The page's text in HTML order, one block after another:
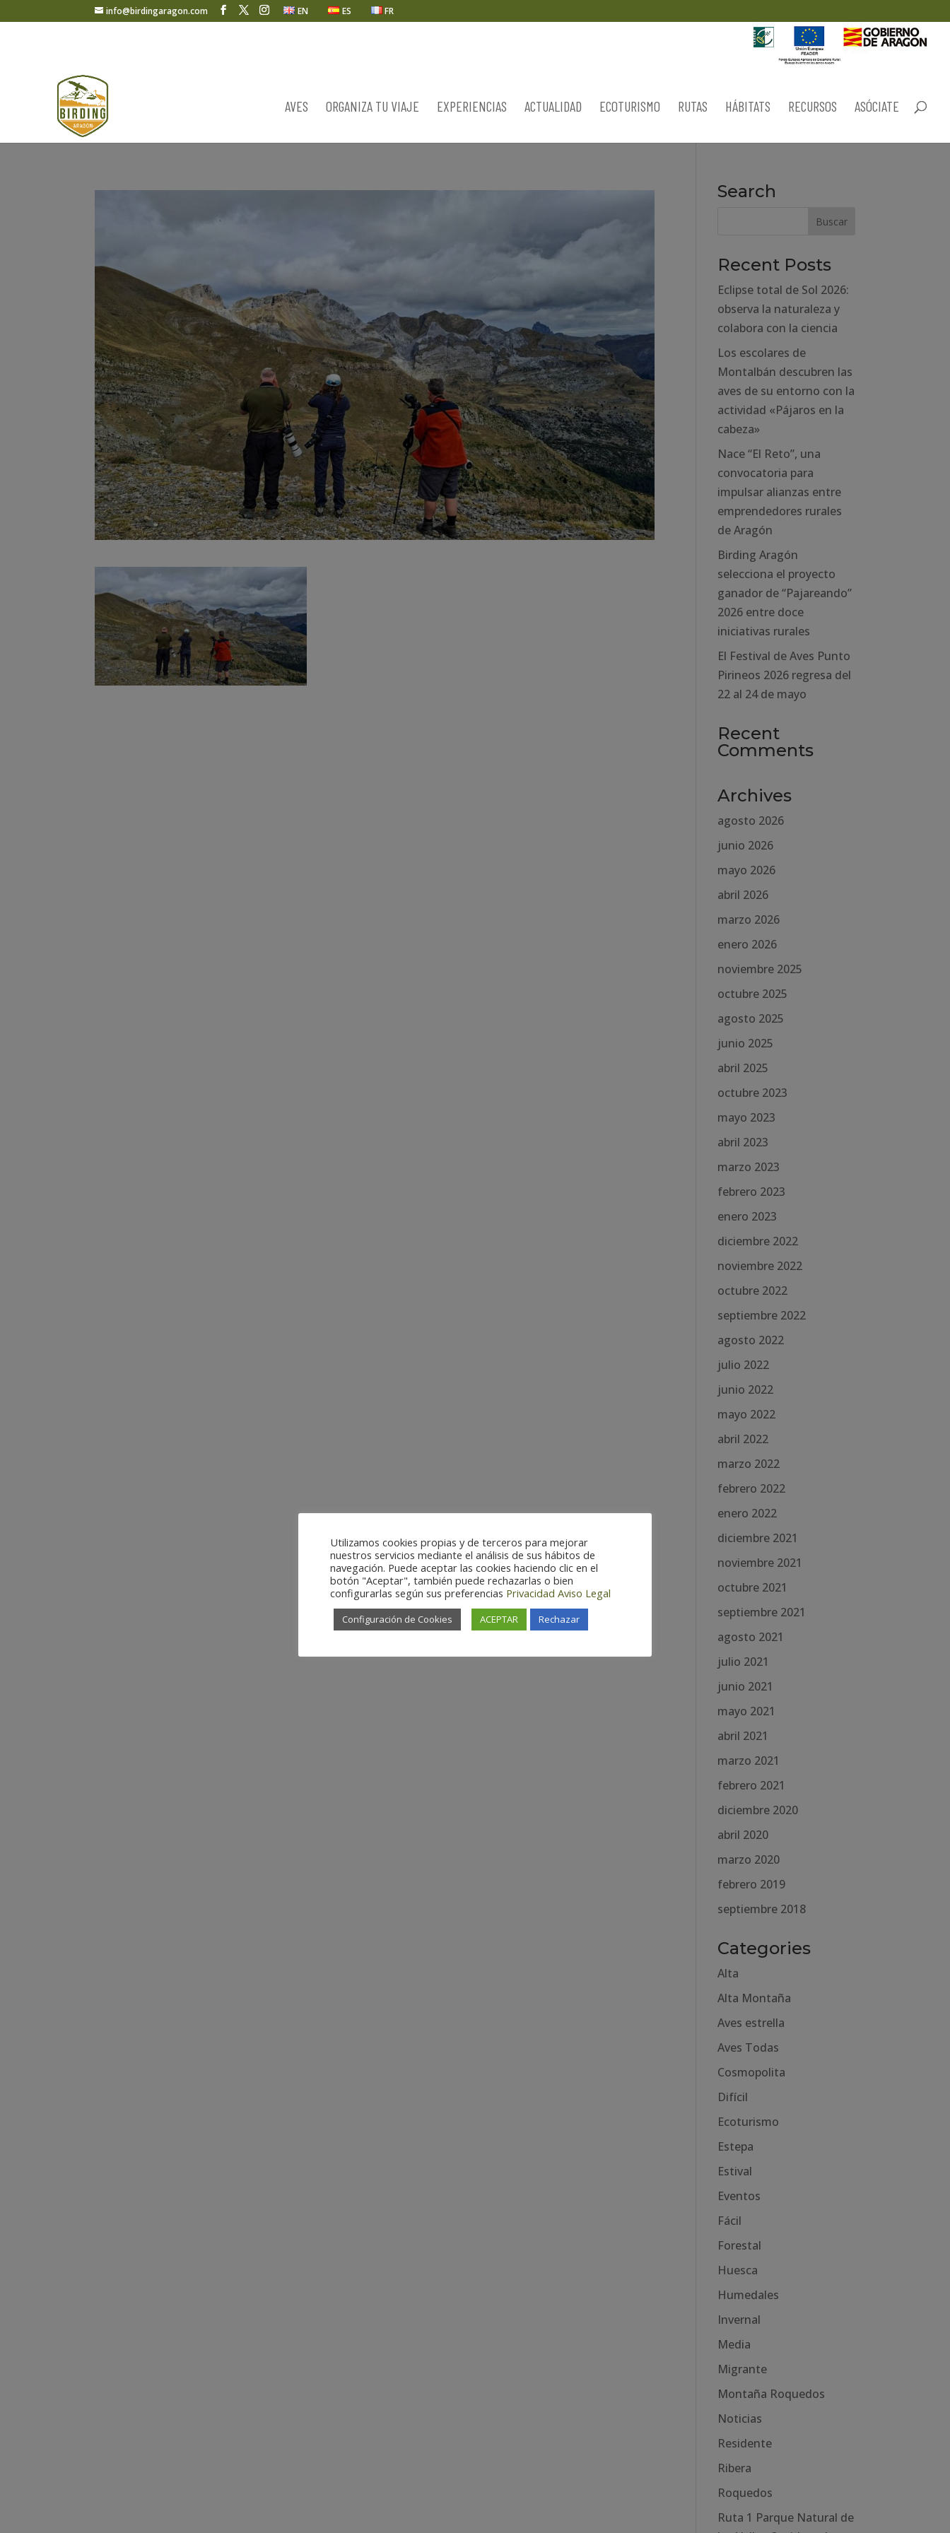
info@birdingaragon.com EN ES FR
AVES ORGANIZA TU VIAJE EXPERIENCIAS ACTUALIDAD ECOTURISMO RUTAS HÁBITATS RECURSOS ASÓCIATE
Search
Recent Posts
Eclipse total de Sol 2026:
observa la naturaleza y
colabora con la ciencia
Los escolares de
Montalbán descubren las
aves de su entorno con la
actividad «Pájaros en la
cabeza»
Nace “El Reto”, una
convocatoria para
impulsar alianzas entre
emprendedores rurales
de Aragón
Birding Aragón
selecciona el proyecto
ganador de “Pajareando”
2026 entre doce
iniciativas rurales
El Festival de Aves Punto
Pirineos 2026 regresa del
22 al 24 de mayo
Recent
Comments
Archives
agosto 2026
junio 2026
mayo 2026
abril 2026
marzo 2026
enero 2026
noviembre 2025
octubre 2025
agosto 2025
junio 2025
abril 2025
octubre 2023
mayo 2023
abril 2023
marzo 2023
febrero 2023
enero 2023
diciembre 2022
noviembre 2022
octubre 2022
septiembre 2022
agosto 2022
julio 2022
junio 2022
mayo 2022
abril 2022
marzo 2022
febrero 2022
enero 2022
diciembre 2021
noviembre 2021
octubre 2021
septiembre 2021
agosto 2021
julio 2021
junio 2021
mayo 2021
abril 2021
marzo 2021
febrero 2021
diciembre 2020
abril 2020
marzo 2020
febrero 2019
septiembre 2018
Categories
Alta
Alta Montaña
Aves estrella
Aves Todas
Cosmopolita
Difícil
Ecoturismo
Estepa
Estival
Eventos
Fácil
Forestal
Huesca
Humedales
Invernal
Media
Migrante
Montaña Roquedos
Noticias
Residente
Ribera
Roquedos
Ruta 1 Parque Natural de
Utilizamos cookies propias y de terceros para mejorar
nuestros servicios mediante el análisis de sus hábitos de
navegación. Puede aceptar las cookies haciendo clic en el
botón "Aceptar", también puede rechazarlas o bien
configurarlas según sus preferencias Privacidad Aviso Legal
Configuración de Cookies ACEPTAR Rechazar